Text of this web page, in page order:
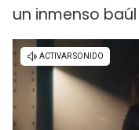
un inmenso